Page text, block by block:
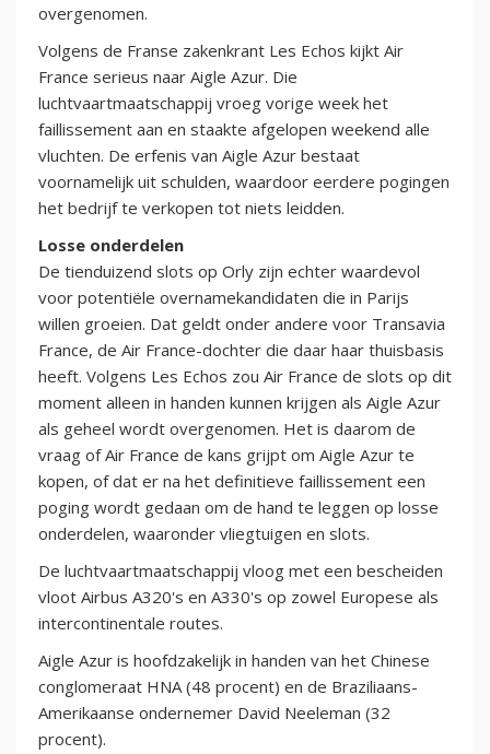
overgenomen.
Volgens de Franse zakenkrant Les Echos kijkt Air
France serieus naar Aigle Azur. Die
luchtvaartmaatschappij vroeg vorige week het
faillissement aan en staakte afgelopen weekend alle
vluchten. De erfenis van Aigle Azur bestaat
voornamelijk uit schulden, waardoor eerdere pogingen
het bedrijf te verkopen tot niets leidden.
Losse onderdelen
De tienduizend slots op Orly zijn echter waardevol
voor potentiële overnamekandidaten die in Parijs
willen groeien. Dat geldt onder andere voor Transavia
France, de Air France-dochter die daar haar thuisbasis
heeft. Volgens Les Echos zou Air France de slots op dit
moment alleen in handen kunnen krijgen als Aigle Azur
als geheel wordt overgenomen. Het is daarom de
vraag of Air France de kans grijpt om Aigle Azur te
kopen, of dat er na het definitieve faillissement een
poging wordt gedaan om de hand te leggen op losse
onderdelen, waaronder vliegtuigen en slots.
De luchtvaartmaatschappij vloog met een bescheiden
vloot Airbus A320's en A330's op zowel Europese als
intercontinentale routes.
Aigle Azur is hoofdzakelijk in handen van het Chinese
conglomeraat HNA (48 procent) en de Braziliaans-
Amerikaanse ondernemer David Neeleman (32
procent).